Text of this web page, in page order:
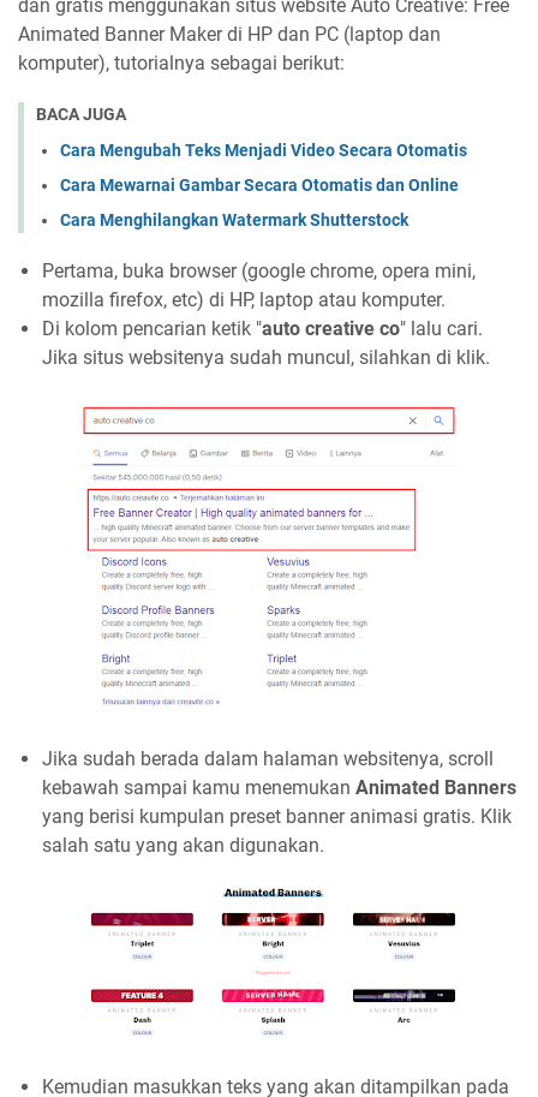
dan gratis menggunakan situs website Auto Creative: Free
Animated Banner Maker di HP dan PC (laptop dan
komputer), tutorialnya sebagai berikut:
BACA JUGA
Cara Mengubah Teks Menjadi Video Secara Otomatis
Cara Mewarnai Gambar Secara Otomatis dan Online
Cara Menghilangkan Watermark Shutterstock
Pertama, buka browser (google chrome, opera mini,
mozilla firefox, etc) di HP, laptop atau komputer.
Di kolom pencarian ketik "auto creative co" lalu cari.
Jika situs websitenya sudah muncul, silahkan di klik.
Jika sudah berada dalam halaman websitenya, scroll
kebawah sampai kamu menemukan Animated Banners
yang berisi kumpulan preset banner animasi gratis. Klik
salah satu yang akan digunakan.
Kemudian masukkan teks yang akan ditampilkan pada